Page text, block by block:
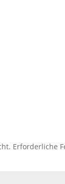
Erforderliche